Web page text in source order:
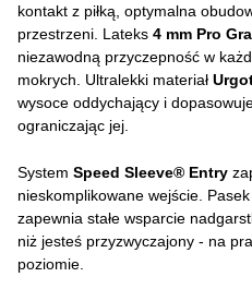
kontakt z piłką, optymalna
przestrzeni. Lateks 4 mm Pro
niezawodną przyczepność w
mokrych. Ultralekki materiał
wysoce oddychający i
ograniczając jej.
System Speed Sleeve® Entry
nieskomplikowane wejście. Pasek
zapewnia stałe wsparcie
niż jesteś przyzwyczajony - na
poziomie.